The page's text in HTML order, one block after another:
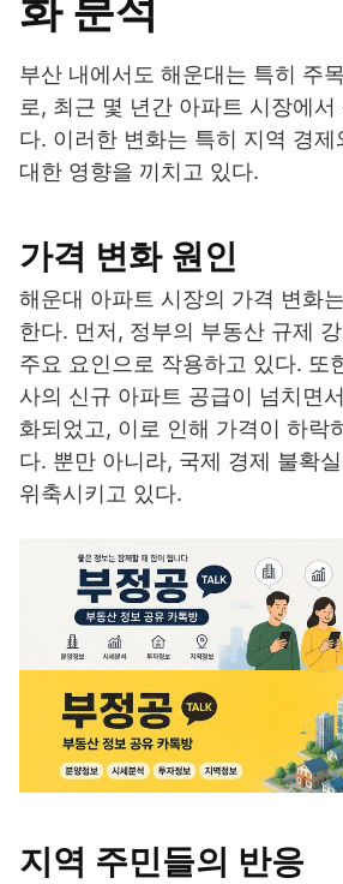
화 분석
부산 내에서도 해운대는 특히 주
로, 최근 몇 년간 아파트 시장에
다. 이러한 변화는 특히 지역 경
대한 영향을 끼치고 있다.
가격 변화 원인
해운대 아파트 시장의 가격 변화
한다. 먼저, 정부의 부동산 규제
주요 요인으로 작용하고 있다. 또
사의 신규 아파트 공급이 넘치면
화되었고, 이로 인해 가격이 하락
다. 뿐만 아니라, 국제 경제 불확
위축시키고 있다.
지역 주민들의 반응